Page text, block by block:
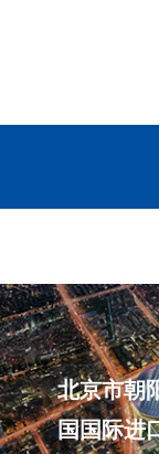
北京市朝
国国际进